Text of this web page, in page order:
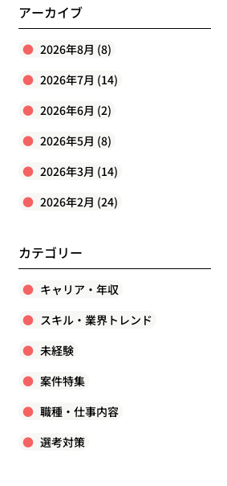
アーカイブ
2026年8月 (8)
2026年7月 (14)
2026年6月 (2)
2026年5月 (8)
2026年3月 (14)
2026年2月 (24)
カテゴリー
キャリア・年収
スキル・業界トレンド
未経験
案件特集
職種・仕事内容
選考対策